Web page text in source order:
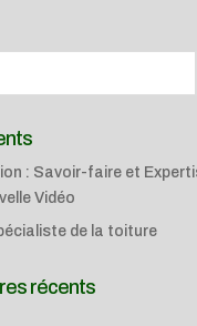
: Savoir-faire et
Vidéo
de la toiture
récents